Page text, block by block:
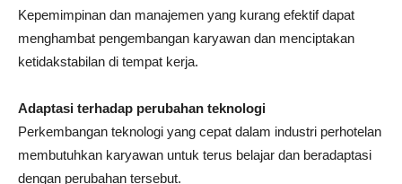
Kepemimpinan dan manajemen yang kurang efektif dapat
menghambat pengembangan karyawan dan menciptakan
ketidakstabilan di tempat kerja.
Adaptasi terhadap perubahan teknologi
Perkembangan teknologi yang cepat dalam industri perhotelan
membutuhkan karyawan untuk terus belajar dan beradaptasi
dengan perubahan tersebut.